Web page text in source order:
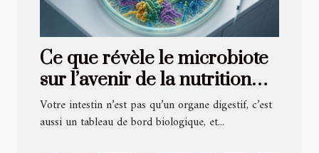
Ce que révèle le microbiote
sur l’avenir de la nutrition
personnalisée
Votre intestin n’est pas qu’un organe digestif, c’est
aussi un tableau de bord biologique, et...